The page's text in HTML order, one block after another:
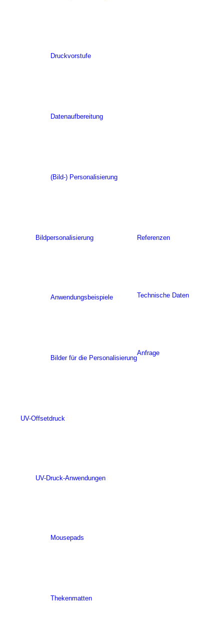
Druckvorstufe
Datenaufbereitung
(Bild-) Personalisierung
Bildpersonalisierung
Anwendungsbeispiele
Bilder für die Personalisierung
Referenzen
Technische Daten
Anfrage
UV-Offsetdruck
UV-Druck-Anwendungen
Mousepads
Thekenmatten